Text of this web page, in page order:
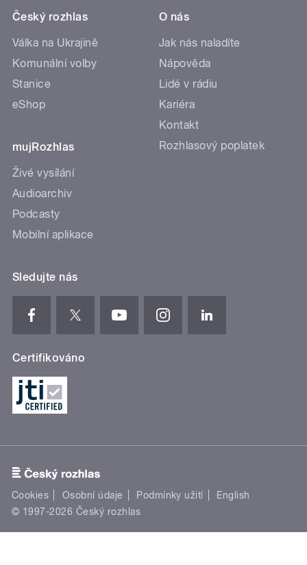
Český rozhlas
Válka na Ukrajině
Komunální volby
Stanice
eShop
mujRozhlas
Živé vysílání
Audioarchiv
Podcasty
Mobilní aplikace
O nás
Jak nás naladíte
Nápověda
Lidé v rádiu
Kariéra
Kontakt
Rozhlasový poplatek
Sledujte nás
Certifikováno
Cookies Osobní údaje Podmínky užití
English
© 1997-2026 Český rozhlas